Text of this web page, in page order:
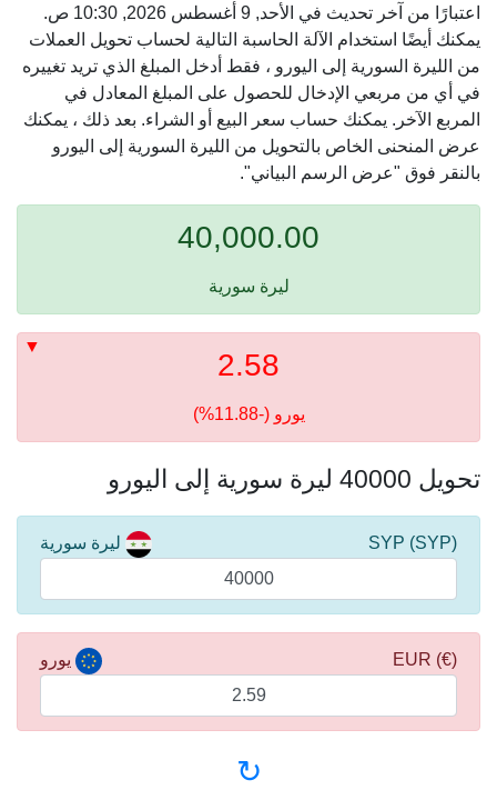
اعتبارًا من آخر تحديث في الأحد, 9 أغسطس 2026, 10:30 ص.
يمكنك أيضًا استخدام الآلة الحاسبة التالية لحساب تحويل العملات
من الليرة السورية إلى اليورو ، فقط أدخل المبلغ الذي تريد تغييره
في أي من مربعي الإدخال للحصول على المبلغ المعادل في
المربع الآخر. يمكنك حساب سعر البيع أو الشراء. بعد ذلك ، يمكنك
عرض المنحنى الخاص بالتحويل من الليرة السورية إلى اليورو
بالنقر فوق "عرض الرسم البياني".
40,000.00
ليرة سورية
2.58
يورو (-11.88%)
تحويل 40000 ليرة سورية إلى اليورو
ليرة سورية (SYP) SYP
يورو (€) EUR
↻